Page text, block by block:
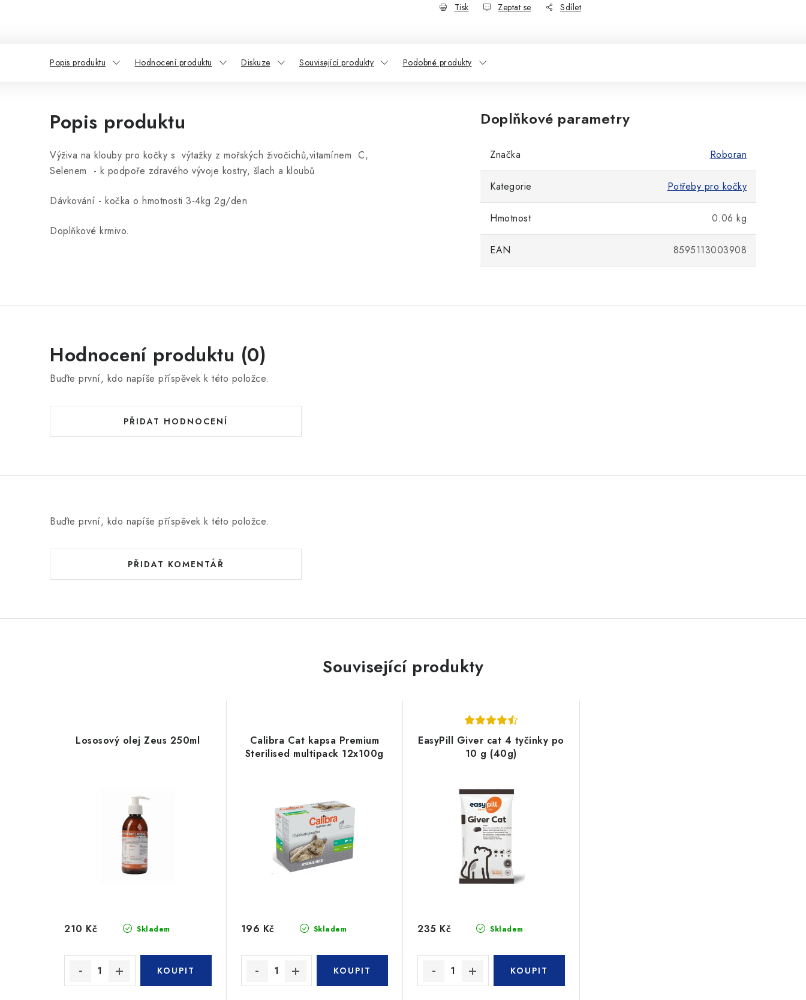
Tisk Zeptat se Sdílet
Popis produktu Hodnocení produktu Diskuze Související produkty Podobné produkty
Popis produktu
Výživa na klouby pro kočky s výtažky z mořských živočichů,vitamínem C,
Selenem - k podpoře zdravého vývoje kostry, šlach a kloubů
Dávkování - kočka o hmotnosti 3-4kg 2g/den
Doplňkové krmivo.
Doplňkové parametry
Značka Roboran
Kategorie Potřeby pro kočky
Hmotnost 0.06 kg
EAN 8595113003908
Hodnocení produktu (0)
Buďte první, kdo napíše příspěvek k této položce.
PŘIDAT HODNOCENÍ
Buďte první, kdo napíše příspěvek k této položce.
PŘIDAT KOMENTÁŘ
Související produkty
Lososový olej Zeus 250ml
Skladem
210 Kč
Calibra Cat kapsa Premium
Sterilised multipack 12x100g
Skladem
196 Kč
EasyPill Giver cat 4 tyčinky po
10 g (40g)
Skladem
235 Kč